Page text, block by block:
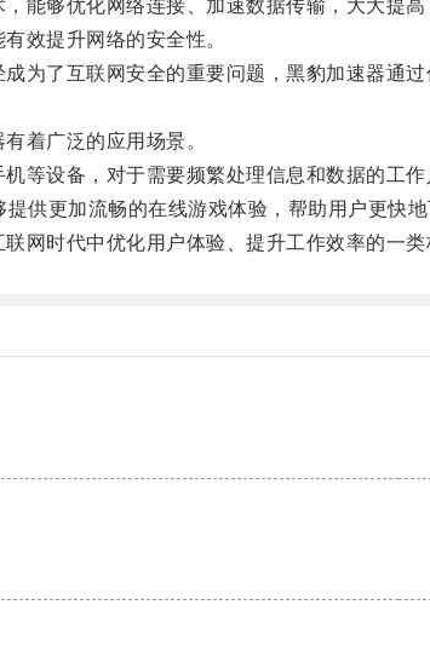
够优化网络连接、加速数据传输，大大提高
效提升网络的安全性。
了互联网安全的重要问题，黑豹加速器通
着广泛的应用场景。
设备，对于需要频繁处理信息和数据的工
供更加流畅的在线游戏体验，帮助用户更快地
时代中优化用户体验、提升工作效率的一类